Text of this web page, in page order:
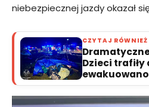
niebezpiecznej jazdy okazał
CZYTAJ RÓWNIEŻ
Dzieci trafiły
ewakuowano